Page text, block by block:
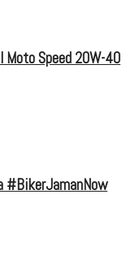
Moto Speed 20W-40
#BikerJamanNow